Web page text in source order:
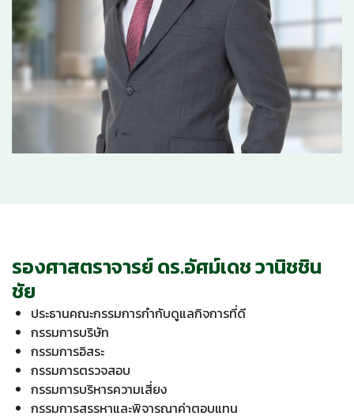
รองศาสตราจารย์ ดร.อัศม์เดช วานิชชิน
ชัย
ประธานคณะกรรมการกำกับดูแลกิจการที่ดี
กรรมการบริษัท
กรรมการอิสระ
กรรมการตรวจสอบ
กรรมการบริหารความเสี่ยง
กรรมการสรรหาและพิจารณาค่าตอบแทน